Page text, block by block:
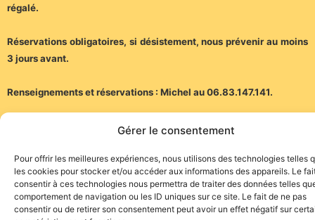
Gérer le consentement
Pour offrir les meilleures expériences, nous utilisons des technologies telles
les cookies pour stocker et/ou accéder aux informations des appareils. Le
consentir à ces technologies nous permettra de traiter des données telles
comportement de navigation ou les ID uniques sur ce site. Le fait de ne pas
consentir ou de retirer son consentement peut avoir un effet négatif sur
régalé.
Réservations obligatoires, si désistement, nous prévenir au moins
3 jours avant.
Renseignements et réservations : Michel au 06.83.147.141.